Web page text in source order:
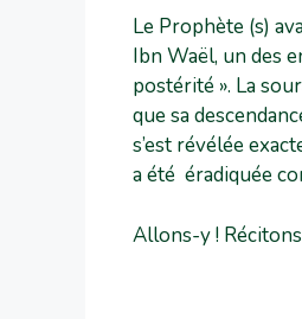
Le Prophète (s)
Ibn Waël, un des
postérité ». La
que sa
s’est révélée
a été éradiquée
Allons-y !